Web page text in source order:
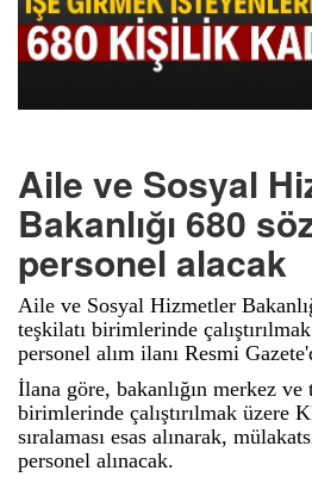
Aile ve Sosyal
Bakanlığı 680
personel alacak
Aile ve Sosyal Hizmetler
teşkilatı birimlerinde
personel alım ilanı Resmi
İlana göre, bakanlığın merkez ve
birimlerinde çalıştırılmak üzere
sıralaması esas alınarak,
personel alınacak.